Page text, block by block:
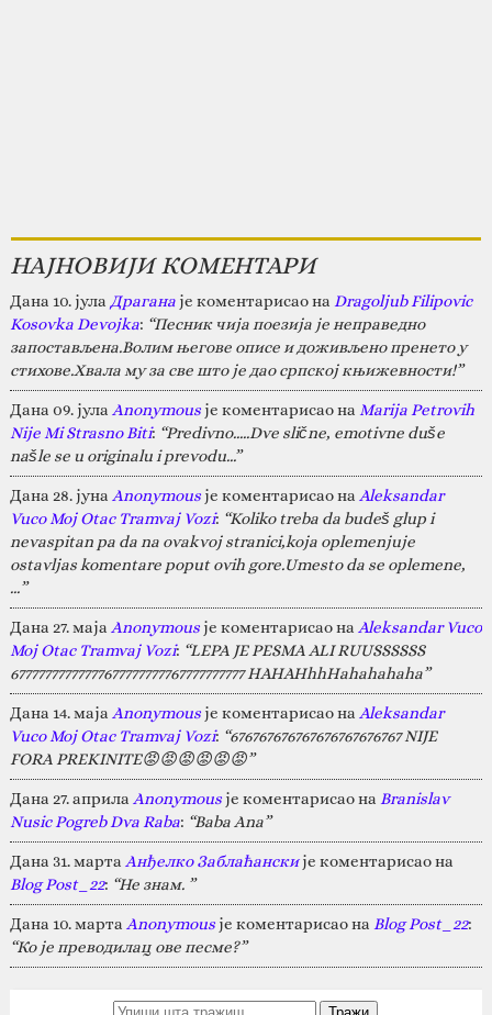
НАЈНОВИЈИ КОМЕНТАРИ
Дана 10. јула Драганаје коментарисао на Dragoljub Filipovic
Kosovka Devojka: “Песник чија поезија је неправедно
запостављена.Волим његове описе и доживљено пренето у
стихове.Хвала му за све што је дао српској књижевности!”
Дана 09. јула Anonymousје коментарисао на Marija Petrovih
Nije Mi Strasno Biti: “Predivno.....Dve slične, emotivne duše
našle se u originalu i prevodu...”
Дана 28. јуна Anonymousје коментарисао на Aleksandar
Vuco Moj Otac Tramvaj Vozi: “Koliko treba da budeš glup i
nevaspitan pa da na ovakvoj stranici,koja oplemenjuje
ostavljas komentare poput ovih gore.Umesto da se oplemene,
…”
Дана 27. маја Anonymousје коментарисао на Aleksandar Vuco
Moj Otac Tramvaj Vozi: “LEPA JE PESMA ALI RUUSSSSSS
67777777777777677777777767777777777 HAHAHhhHahahahaha”
Дана 14. маја Anonymousје коментарисао на Aleksandar
Vuco Moj Otac Tramvaj Vozi: “676767676767676767676767 NIJE
FORA PREKINITE😡😡😡😡😡😡”
Дана 27. априла Anonymousје коментарисао на Branislav
Nusic Pogreb Dva Raba: “Baba Ana”
Дана 31. марта Анђелко Заблаћанскије коментарисао на
Blog Post_22: “Не знам. ”
Дана 10. марта Anonymousје коментарисао на Blog Post_22:
“Ко је преводилац ове песме?”